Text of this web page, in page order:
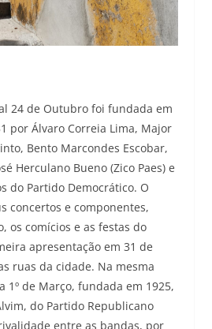
24 de Outubro foi fundada em
por Álvaro Correia Lima, Major
Bento Marcondes Escobar,
Herculano Bueno (Zico Paes) e
do Partido Democrático. O
concertos e componentes,
os comícios e as festas do
apresentação em 31 de
ruas da cidade. Na mesma
1º de Março, fundada em 1925,
do Partido Republicano
entre as bandas, por